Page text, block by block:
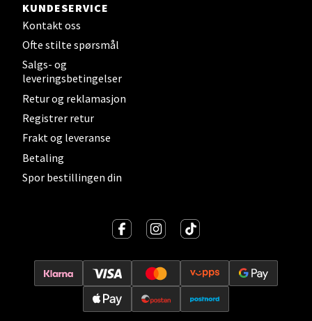
KUNDESERVICE
Kontakt oss
Ofte stilte spørsmål
Salgs- og
leveringsbetingelser
Retur og reklamasjon
Registrer retur
Frakt og leveranse
Betaling
Spor bestillingen din
Lillehammer - Strandtorget
Strandtorget, 2609 Lillehammer
Åpent i dag 09-20
0 i butikk
Støperivn. 5, 2010 Strømmen
Åpent i dag 10-21